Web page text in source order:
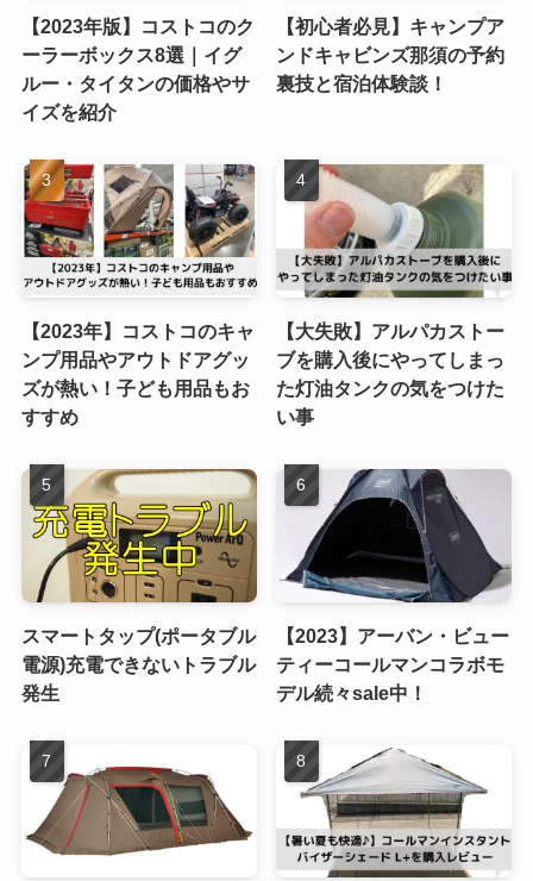
【2023年版】コストコのク
ーラーボックス8選｜イグ
ルー・タイタンの価格やサ
イズを紹介
【初心者必見】キャンプア
ンドキャビンズ那須の予約
裏技と宿泊体験談！
【2023年】コストコのキャ
ンプ用品やアウトドアグッ
ズが熱い！子ども用品もお
すすめ
【大失敗】アルパカストー
ブを購入後にやってしまっ
た灯油タンクの気をつけた
い事
スマートタップ(ポータブル
電源)充電できないトラブル
発生
【2023】アーバン・ビュー
ティーコールマンコラボモ
デル続々sale中！